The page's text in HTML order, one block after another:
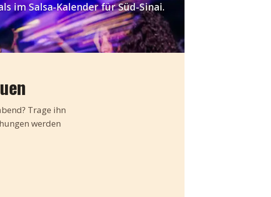
im Salsa-Kalender für Süd-Sinai.
Trage ihn
werden